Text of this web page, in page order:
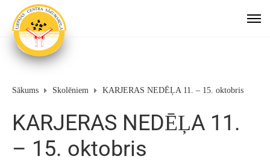
Sākums Skolēniem KARJERAS NEDĒĻA 11. – 15. oktobris
KARJERAS NEDĒĻA 11.
– 15. oktobris